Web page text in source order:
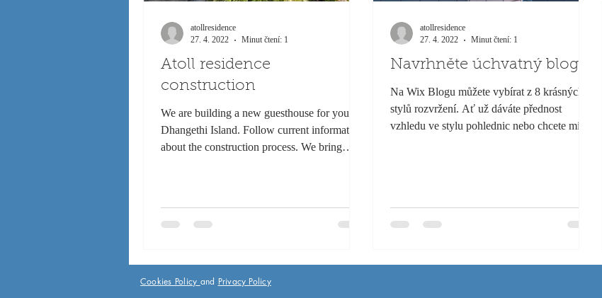
Atoll residence
construction
We are building a new guesthouse for you on
Dhangethi Island. Follow current information
about the construction process. We bring
atollresidence
27. 4. 2022
Minut čtení: 1
Navrhněte úchvatný blog
Na Wix Blogu můžete vybírat z 8 krásných
stylů rozvržení. Ať už dáváte přednost
vzhledu ve stylu pohlednic nebo chcete mít
atollresidence
27. 4. 2022
Minut čtení: 1
Cookies Policy and Privacy Policy